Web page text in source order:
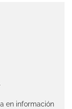
en información